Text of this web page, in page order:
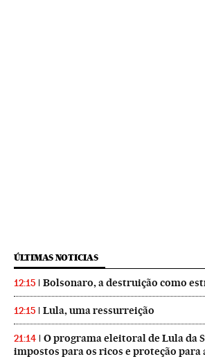
ÚLTIMAS NOTICIAS
12:15 Bolsonaro, a destruição como
12:15 Lula, uma ressurreição
21:14
O programa eleitoral de Lula da
impostos para os ricos e proteção para